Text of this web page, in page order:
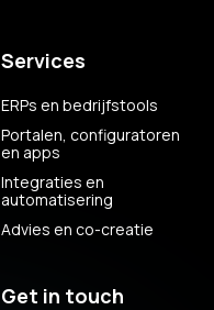
Services
ERPs en bedrijfstools
Portalen, configuratoren
en apps
Integraties en
automatisering
Advies en co-creatie
Get in touch